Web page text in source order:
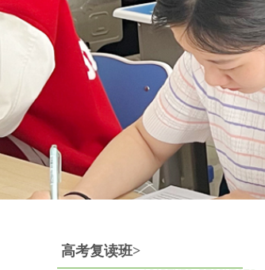
高考复读班>